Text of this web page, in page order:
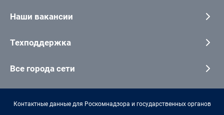
Наши вакансии
Техподдержка
Все города сети
Контактные данные для Роскомнадзора и государственных органов